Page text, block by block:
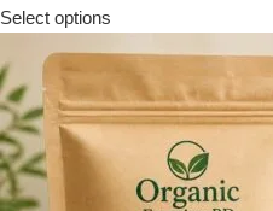
Select options